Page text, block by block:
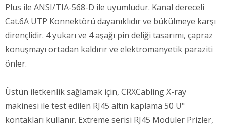
Plus ile ANSI/TIA-568-D ile uyumludur. Kanal dereceli
Cat.6A UTP Konnektörü dayanıklıdır ve bükülmeye karşı
dirençlidir. 4 yukarı ve 4 aşağı pin deliği tasarımı, çapraz
konuşmayı ortadan kaldırır ve elektromanyetik paraziti
önler.
Üstün iletkenlik sağlamak için, CRXCabling X-ray
makinesi ile test edilen RJ45 altın kaplama 50 U"
kontakları kullanır. Extreme serisi RJ45 Modüler Prizler,